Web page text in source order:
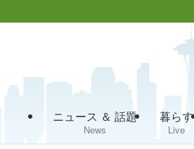
ニュース ＆ 話題
News
暮らす
Live